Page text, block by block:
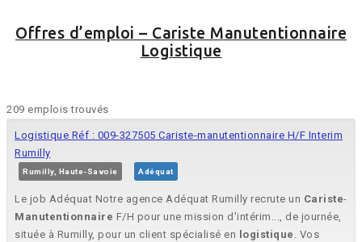
Offres d’emploi – Cariste Manutentionnaire
Logistique
209 emplois trouvés
Logistique Réf : 009-327505 Cariste-manutentionnaire H/F Interim
Rumilly
Rumilly, Haute-Savoie Adéquat
Le job Adéquat Notre agence Adéquat Rumilly recrute un Cariste-
Manutentionnaire F/H pour une mission d'intérim..., de journée,
située à Rumilly, pour un client spécialisé en
logistique . Vos